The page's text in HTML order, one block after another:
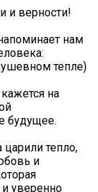
и верности!
нам
тепле)️️
на
будущее.
тепло,
и
уверенно